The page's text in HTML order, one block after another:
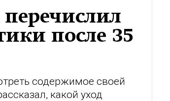
после 35
содержимое своей
какой уход